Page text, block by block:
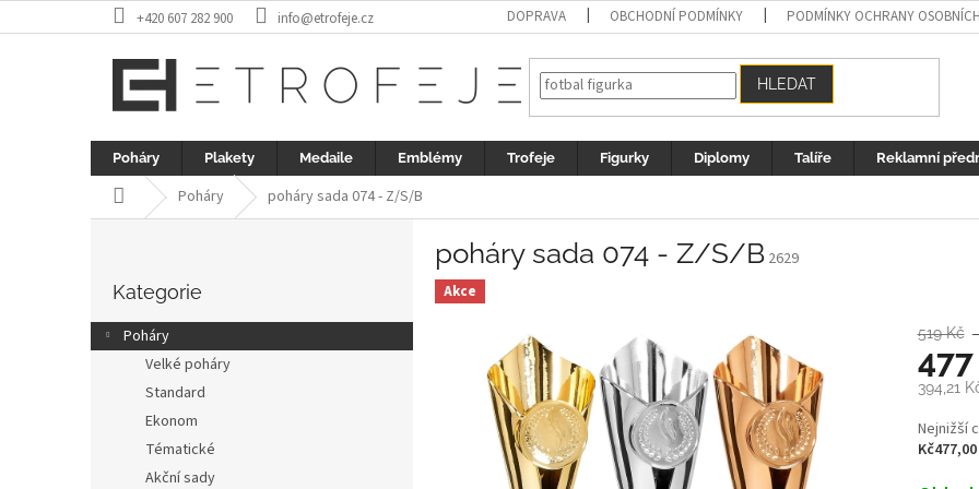
na
+420 607 282 900 info@etrofeje.cz DOPRAVA OBCHODNÍ PODMÍNKY PODMÍNKY OCHRANY OSOBNÍCH
HLEDAT
Poháry Plakety Medaile Emblémy Trofeje Figurky Diplomy Talíře Reklamní
Domů Poháry poháry sada 074 - Z/S/B
r
a
kategorie
Kategorie
Poháry
Velké poháry
Standard
Ekonom
Tématické
Akční sady
poháry sada 074 - Z/S/B 2629
Akce
519 Kč
394,21
Měrná
cena:
Nejnižší
Kč477,00